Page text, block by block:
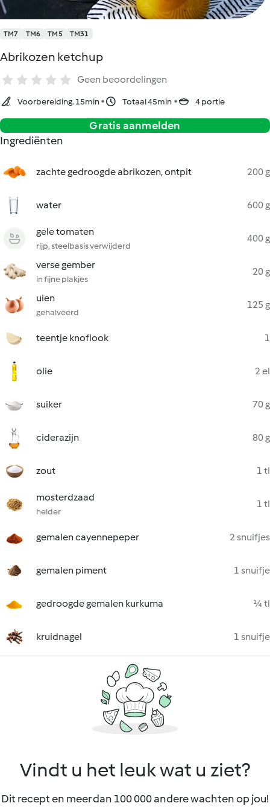
TM7 TM6 TM5 TM31
Abrikozen ketchup
Geen beoordelingen
Voorbereiding. 15min Totaal 45min 4 portie
Gratis aanmelden
Ingrediënten
zachte gedroogde abrikozen, ontpit 200 g
water 600 g
gele tomaten
rijp, steelbasis verwijderd
400 g
verse gember
in fijne plakjes
20 g
uien
gehalveerd
125 g
teentje knoflook 1
olie 2 el
suiker 70 g
ciderazijn 80 g
zout 1 tl
mosterdzaad
helder
1 tl
gemalen cayennepeper 2 snuifjes
gemalen piment 1 snuifje
gedroogde gemalen kurkuma ¼ tl
kruidnagel 1 snuifje
Vindt u het leuk wat u ziet?
Dit recept en meer dan 100 000 andere wachten op jou!